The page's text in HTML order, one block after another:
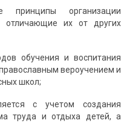
организации
отличающие их от других
обучения и воспитания
вероучением и
школ;
с учетом создания
труда и отдыха детей, а